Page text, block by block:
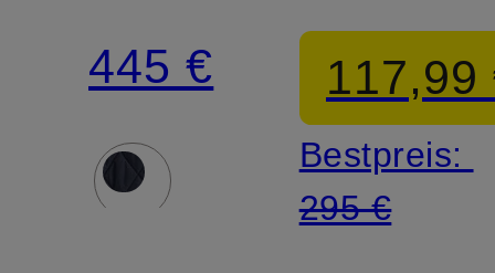
445 € 117,99
Bestpreis:
295 €